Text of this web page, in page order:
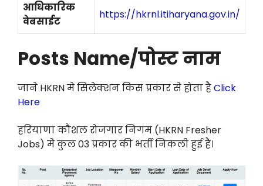
आधिकारिक
वेबसाईट
https://hkrnl.itiharyana.gov.in/
Posts Name/पोस्ट नाम
जाने HKRN मे सिलेक्शन किस प्रकार से होता हैClick
Here
हरियाणा कौशल रोजगार निगम (HKRN Fresher
Jobs) मे कुल 03 प्रकार की भर्ती निकली हुई है।